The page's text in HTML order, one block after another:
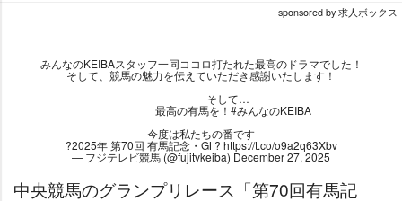
sponsored by 求人ボックス
みんなのKEIBAスタッフ一同ココロ打たれた最高のドラマでした！
そして、競馬の魅力を伝えていただき感謝いたします！
そして…
最高の有馬を！ #みんなのKEIBA
今度は私たちの番です
?2025年 第70回 有馬記念・GⅠ ? https://t.co/o9a2q63Xbv
— フジテレビ競馬 (@fujitvkeiba) December 27, 2025
中央競馬のグランプリレース「第70回有馬記